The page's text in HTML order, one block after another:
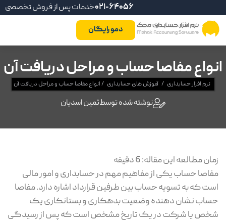
خدمات پس از فروش تخصصی021-64056
دمو رایگان
انواع مفاصا حساب و مراحل دریافت آن
نرم افزار حسابداری / آموزش های حسابداری /انواع مفاصا حساب و مراحل دریافت آن
نوشته شده توسطثمین اسدیان
زمان مطالعه این مقاله:6دقیقه
مفاصا حساب یکی از مفاهیم مهم در حسابداری و امور مالی
است که به تسویه حساب بین طرفین قرارداد اشاره دارد. مفاصا
حساب نشان دهنده وضعیت بدهکاری و بستانکاری یک
شخص یا شرکت در یک تاریخ مشخص است که پس از رسیدگی